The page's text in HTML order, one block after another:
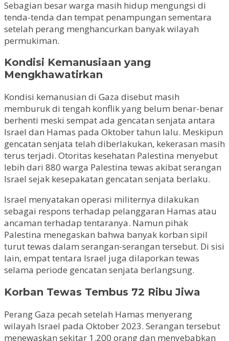
Sebagian besar warga masih hidup mengungsi di
tenda-tenda dan tempat penampungan sementara
setelah perang menghancurkan banyak wilayah
permukiman.
Kondisi Kemanusiaan yang
Mengkhawatirkan
Kondisi kemanusian di Gaza disebut masih
memburuk di tengah konflik yang belum benar-benar
berhenti meski sempat ada gencatan senjata antara
Israel dan Hamas pada Oktober tahun lalu. Meskipun
gencatan senjata telah diberlakukan, kekerasan masih
terus terjadi. Otoritas kesehatan Palestina menyebut
lebih dari 880 warga Palestina tewas akibat serangan
Israel sejak kesepakatan gencatan senjata berlaku.
Israel menyatakan operasi militernya dilakukan
sebagai respons terhadap pelanggaran Hamas atau
ancaman terhadap tentaranya. Namun pihak
Palestina menegaskan bahwa banyak korban sipil
turut tewas dalam serangan-serangan tersebut. Di sisi
lain, empat tentara Israel juga dilaporkan tewas
selama periode gencatan senjata berlangsung.
Korban Tewas Tembus 72 Ribu Jiwa
Perang Gaza pecah setelah Hamas menyerang
wilayah Israel pada Oktober 2023. Serangan tersebut
menewaskan sekitar 1.200 orang dan menyebabkan